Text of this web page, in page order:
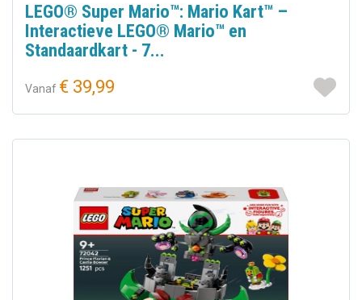
LEGO® Super Mario™: Mario Kart™ –
Interactieve LEGO® Mario™ en
Standaardkart - 7...
Vanaf € 39,99